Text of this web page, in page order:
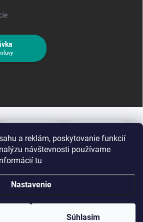
a reklám, poskytovanie funkcií
návštevnosti používame
tu
Nastavenie
Súhlasím
dekorácie. Všetky práva vyhradené.Upraviť